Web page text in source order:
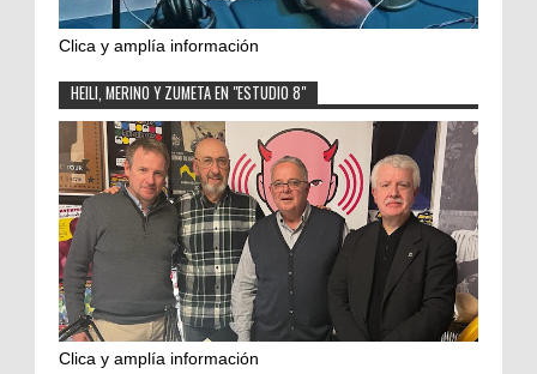
Clica y amplía información
HEILI, MERINO Y ZUMETA EN "ESTUDIO 8"
Clica y amplía información